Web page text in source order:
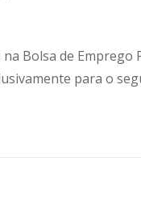
Bolsa de Emprego
para o